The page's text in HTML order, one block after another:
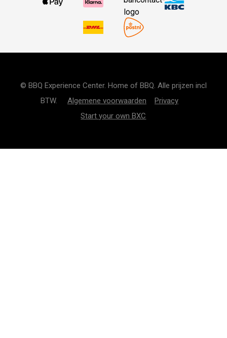
© BBQ Experience Center. Home of BBQ. Alle prijzen incl
BTW. Algemene voorwaarden
Privacy
Start your own BXC